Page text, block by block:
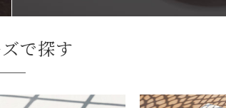
で探す